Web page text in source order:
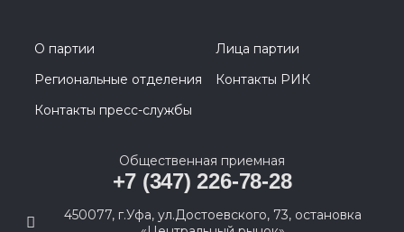
О партии
Лица партии
Региональные отделения
Контакты РИК
Контакты пресс-службы
Общественная приемная
+7 (347) 226-78-28
450077, г.Уфа, ул.Достоевского, 73, остановка